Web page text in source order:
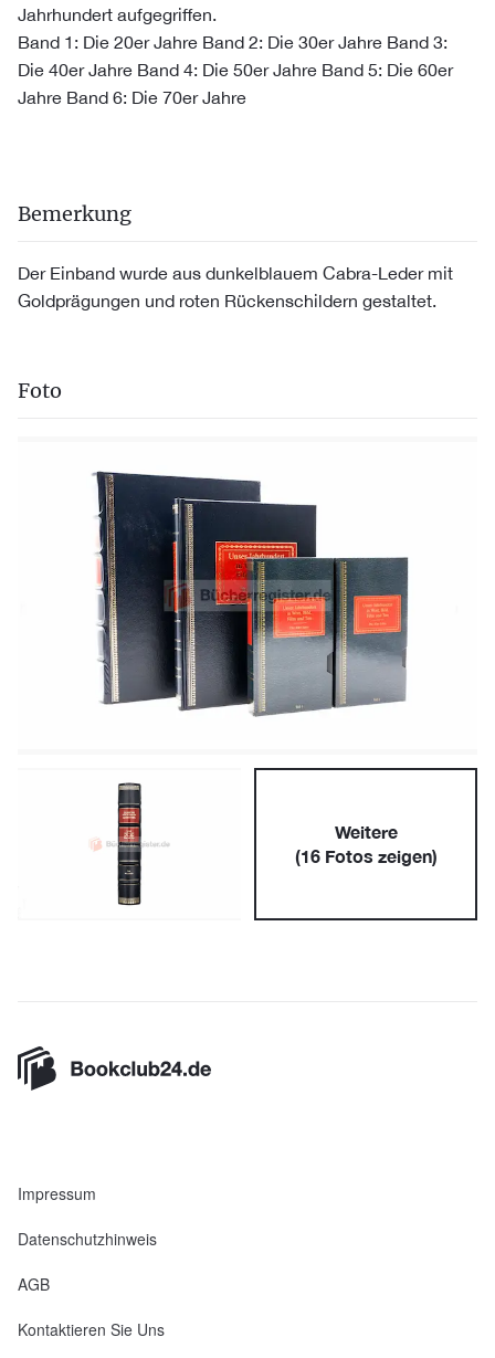
Jahrhundert aufgegriffen.
Band 1: Die 20er Jahre Band 2: Die 30er Jahre Band 3:
Die 40er Jahre Band 4: Die 50er Jahre Band 5: Die 60er
Jahre Band 6: Die 70er Jahre
Bemerkung
Der Einband wurde aus dunkelblauem Cabra-Leder mit
Goldprägungen und roten Rückenschildern gestaltet.
Foto
Weitere
(16Fotos zeigen)
Impressum
Datenschutzhinweis
AGB
Kontaktieren Sie Uns